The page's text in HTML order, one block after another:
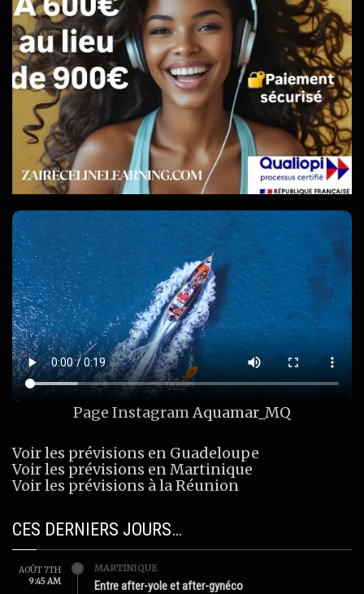
Page InstagramAquamar_MQ
Voir les prévisions en Guadeloupe
Voir les prévisions en Martinique
Voir les prévisions à la Réunion
CES DERNIERS JOURS…
AOÛT 7TH
9:45 AM
MARTINIQUE
Entre after-yole et after-gynéco